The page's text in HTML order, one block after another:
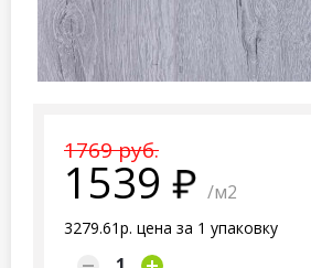
1769 руб.
1539 /м2
3279.61р. цена за 1 упаковку